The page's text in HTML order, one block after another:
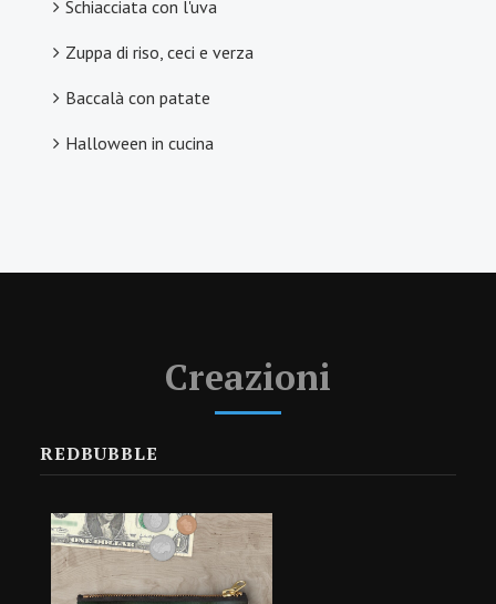
Schiacciata con l'uva
Zuppa di riso, ceci e verza
Baccalà con patate
Halloween in cucina
Creazioni
REDBUBBLE